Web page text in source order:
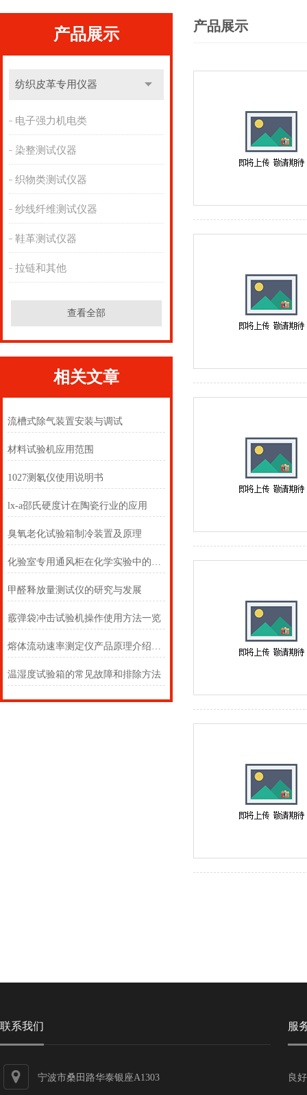
产品展示
纺织皮革专用仪器
电子强力机电类
染整测试仪器
织物类测试仪器
纱线纤维测试仪器
鞋革测试仪器
拉链和其他
查看全部
相关文章
流槽式除气装置安装与调试
材料试验机应用范围
1027测氡仪使用说明书
lx-a邵氏硬度计在陶瓷行业的应用
臭氧老化试验箱制冷装置及原理
化验室专用通风柜在化学实验中的应用
甲醛释放量测试仪的研究与发展
霰弹袋冲击试验机操作使用方法一览
熔体流动速率测定仪产品原理介绍以及操作说明
温湿度试验箱的常见故障和排除方法
产品展示
联系我们
宁波市桑田路华泰银座A1303
服
良